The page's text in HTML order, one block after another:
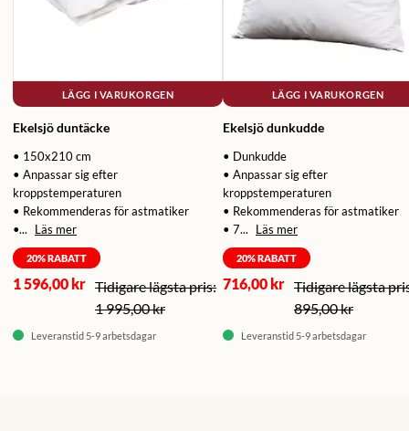
LÄGG I VARUKORGEN
Ekelsjö duntäcke
• 150x210 cm
• Anpassar sig efter
kroppstemperaturen
• Rekommenderas för astmatiker
•...
Läs mer
20% RABATT
1 596,00 kr
1 995,00 kr
Leveranstid 5-9 arbetsdagar
LÄGG I VARUKORGEN
Ekelsjö dunkudde
• Dunkudde
• Anpassar sig efter
kroppstemperaturen
• Rekommenderas för astmatiker
• 7...
Läs mer
20% RABATT
716,00 kr
895,00 kr
Leveranstid 5-9 arbetsdagar